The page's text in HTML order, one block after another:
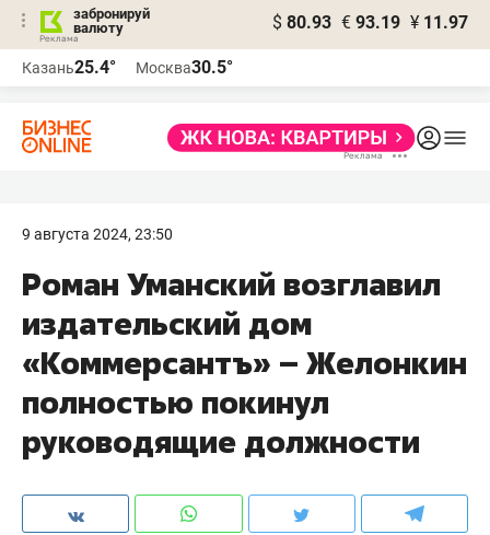
забронируй
валюту
$ 80.93 € 93.19 ¥ 11.97
Казань25.4° Москва30.5°
9 августа 2024, 23:50
Роман Уманский возглавил
издательский дом
«Коммерсантъ» – Желонкин
полностью покинул
руководящие должности